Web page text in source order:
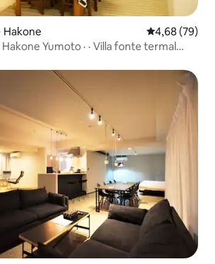
Hakone 4,68 de uma
4,68 (79)
Yumoto · · Villa fonte termal